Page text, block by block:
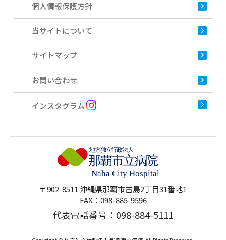
個人情報保護方針
当サイトについて
サイトマップ
お問い合わせ
インスタグラム
〒902-8511 沖縄県那覇市古島2丁目31番地1
FAX：098-885-9596
代表電話番号： 098-884-5111